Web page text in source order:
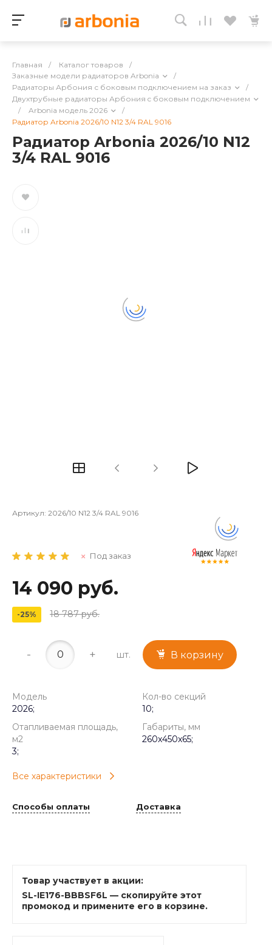
Главная / Каталог товаров
/
Заказные модели радиаторов Arbonia
/
Радиаторы Арбония с боковым подключением на заказ
/
Двухтрубные радиаторы Арбония c боковым подключением
/
Arbonia модель 2026
/
Радиатор Arbonia 2026/10 N12 3/4 RAL 9016
Радиатор Arbonia 2026/10 N12
3/4 RAL 9016
Артикул: 2026/10 N12 3/4 RAL 9016
Под заказ
14 090 руб.
-25% 18 787 руб.
- + шт. В корзину
Модель
2026;
Кол-во секций
10;
Отапливаемая площадь,
м2
3;
Габариты, мм
260x450x65;
Все характеристики
Способы оплаты Доставка
Товар участвует в акции:
SL-IE176-BBBSF6L — скопируйте этот
промокод и примените его в корзине.